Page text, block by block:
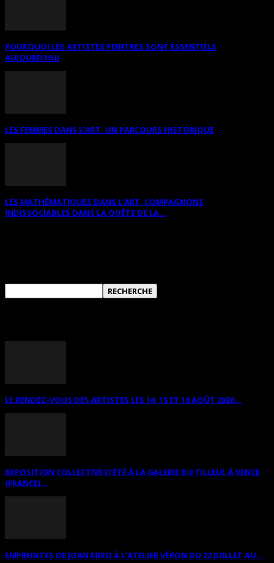
POURQUOI LES ARTISTES PEINTRES SONT ESSENTIELS
AUJOURD’HUI
LES FEMMES DANS L’ART. UN PARCOURS HISTORIQUE
LES MATHÉMATIQUES DANS L’ART. COMPAGNONS
INDISSOCIABLES DANS LA QUÊTE DE LA...
LE RENDEZ-VOUS DES ARTISTES LES 14, 15 ET 16 AOÛT 2026...
EXPOSITION COLLECTIVE D’ÉTÉ À LA GALERIE DU TILLEUL À VENCE
(FRANCE)...
EMPREINTES DE JOAN MIRO À L’ATELIER VÉRON DU 22 JUILLET AU...